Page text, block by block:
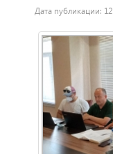
Дата публикации: